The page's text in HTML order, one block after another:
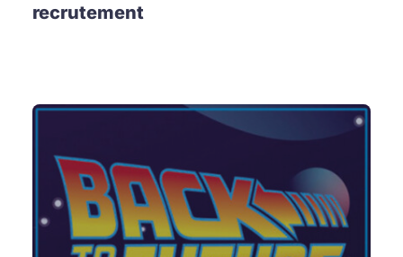
recrutement